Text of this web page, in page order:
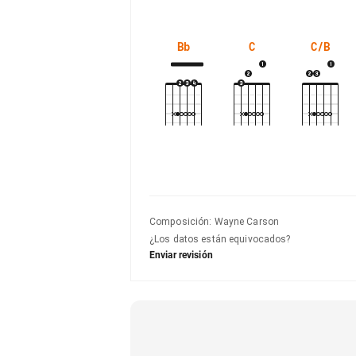
Bb C C/B
Composición: Wayne Carson
¿Los datos están equivocados?
Enviar revisión